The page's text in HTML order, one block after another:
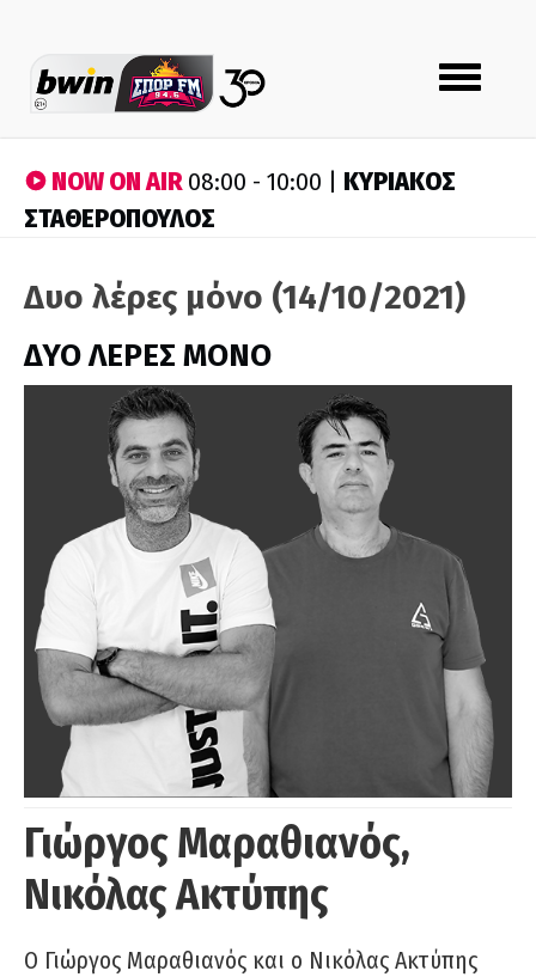
Toggle
navigation
NOW ON AIR08:00 - 10:00 | ΚΥΡΙΑΚΟΣ
ΣΤΑΘΕΡΟΠΟΥΛΟΣ
Δυο λέρες μόνο (14/10/2021)
ΔΥΟ ΛΕΡΕΣ ΜΟΝΟ
Γιώργος Μαραθιανός,
Νικόλας Ακτύπης
Ο Γιώργος Μαραθιανός και ο Νικόλας Ακτύπης